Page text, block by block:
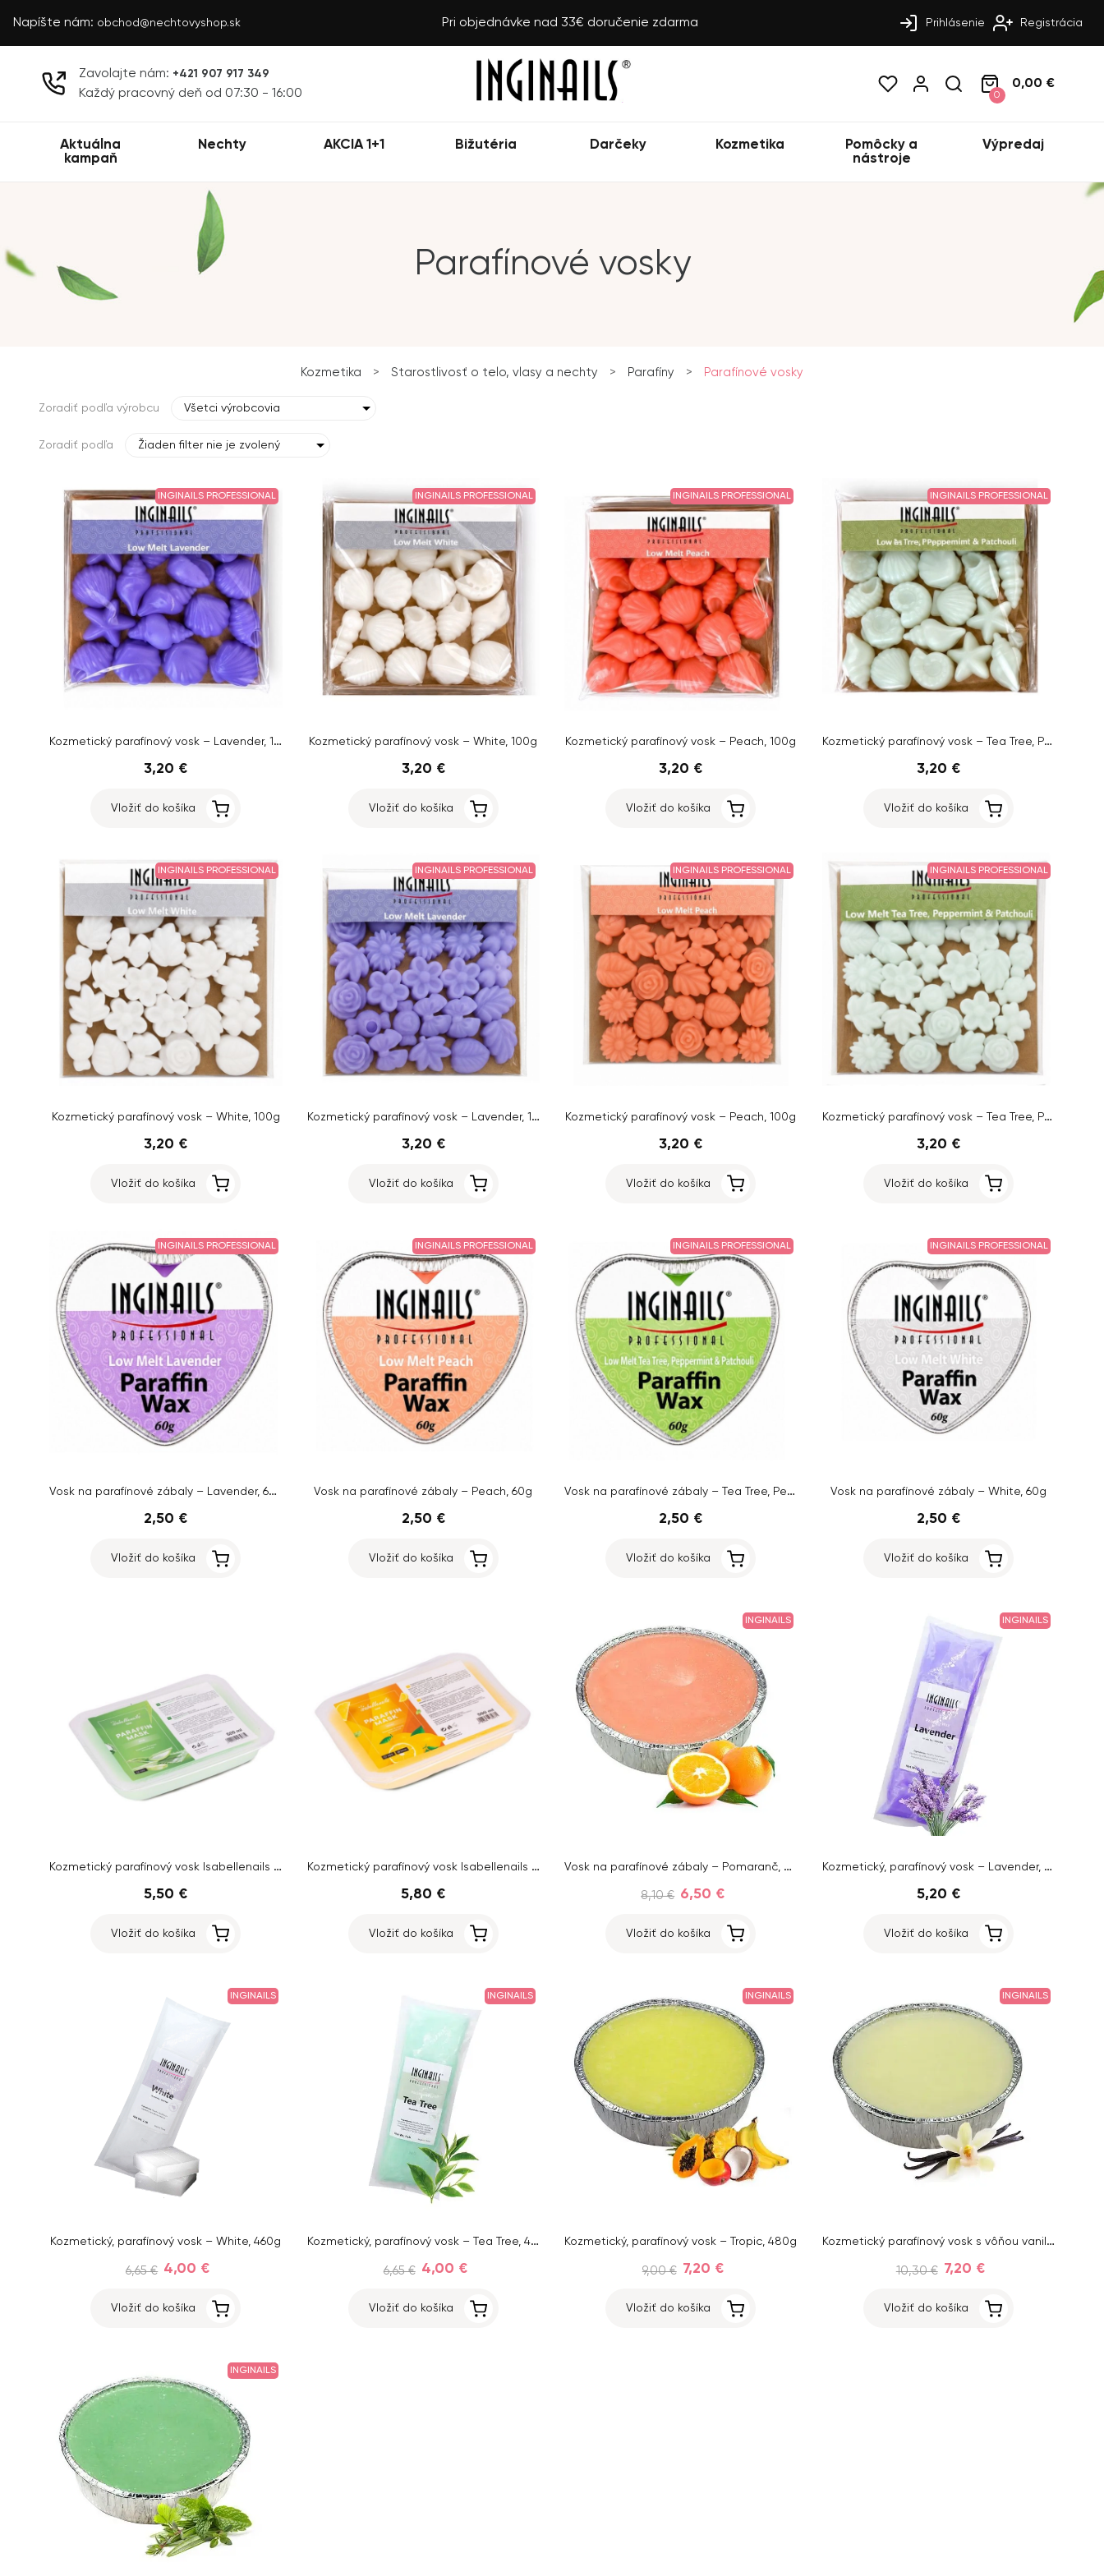
Napíšte nám: obchod@nechtovyshop.sk Pri objednávke nad 33€ doručenie zdarma Prihlásenie Registrácia
Zavolajte nám: +421 907 917 349
Každý pracovný deň od 07:30 - 16:00 0
0,00 €
Aktuálna
kampaň
Nechty AKCIA 1+1 Bižutéria Darčeky Kozmetika
Pomôcky a
nástroje
Výpredaj
Parafínové vosky
Kozmetika > Starostlivosť o telo, vlasy a nechty > Parafíny > Parafínové vosky
Zoradiť podľa výrobcu Všetci výrobcovia
Zoradiť podľa Žiaden filter nie je zvolený
INGINAILS PROFESSIONAL
Kozmetický parafínový vosk – Lavender, 100g
3,20 €
Vložiť do košíka
INGINAILS PROFESSIONAL
Kozmetický parafínový vosk – White, 100g
3,20 €
Vložiť do košíka
INGINAILS PROFESSIONAL
Kozmetický parafínový vosk – Peach, 100g
3,20 €
Vložiť do košíka
INGINAILS PROFESSIONAL
Kozmetický parafínový vosk – Tea Tree, Pepermint & Patchouli, 100g
3,20 €
Vložiť do košíka
INGINAILS PROFESSIONAL
Kozmetický parafínový vosk – White, 100g
3,20 €
Vložiť do košíka
INGINAILS PROFESSIONAL
Kozmetický parafínový vosk – Lavender, 100g
3,20 €
Vložiť do košíka
INGINAILS PROFESSIONAL
Kozmetický parafínový vosk – Peach, 100g
3,20 €
Vložiť do košíka
INGINAILS PROFESSIONAL
Kozmetický parafínový vosk – Tea Tree, Pepermint & Patchouli, 100g
3,20 €
Vložiť do košíka
INGINAILS PROFESSIONAL
Vosk na parafínové zábaly – Lavender, 60g
2,50 €
Vložiť do košíka
INGINAILS PROFESSIONAL
Vosk na parafínové zábaly – Peach, 60g
2,50 €
Vložiť do košíka
INGINAILS PROFESSIONAL
Vosk na parafínové zábaly – Tea Tree, Pepermint and Patchouli, 60g
2,50 €
Vložiť do košíka
INGINAILS PROFESSIONAL
Vosk na parafínové zábaly – White, 60g
2,50 €
Vložiť do košíka
Kozmetický parafínový vosk Isabellenails – Aloe Vera, 500ml
5,50 €
Vložiť do košíka
Kozmetický parafínový vosk Isabellenails – Lemon, 500ml
5,80 €
Vložiť do košíka
INGINAILS
Vosk na parafínové zábaly – Pomaranč, 480g
8,10 € 6,50 €
Vložiť do košíka
INGINAILS
Kozmetický, parafínový vosk – Lavender, 460g
5,20 €
Vložiť do košíka
INGINAILS
Kozmetický, parafínový vosk – White, 460g
6,65 € 4,00 €
Vložiť do košíka
INGINAILS
Kozmetický, parafínový vosk – Tea Tree, 460g
6,65 € 4,00 €
Vložiť do košíka
INGINAILS
Kozmetický, parafínový vosk – Tropic, 480g
9,00 € 7,20 €
Vložiť do košíka
INGINAILS
Kozmetický parafínový vosk s vôňou vanilky, 480g
10,30 € 7,20 €
Vložiť do košíka
INGINAILS